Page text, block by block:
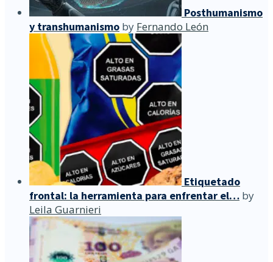
Posthumanismo
y transhumanismo by Fernando León
Etiquetado
frontal: la herramienta para enfrentar el… by
Leila Guarnieri